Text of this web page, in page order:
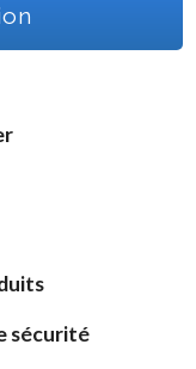
sécurité